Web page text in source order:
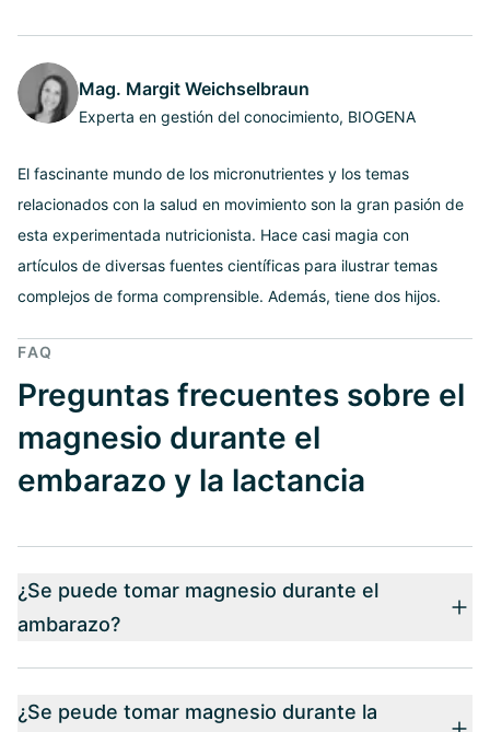
Mag. Margit Weichselbraun
Experta en gestión del conocimiento, BIOGENA
El fascinante mundo de los micronutrientes y los temas
relacionados con la salud en movimiento son la gran pasión de
esta experimentada nutricionista. Hace casi magia con
artículos de diversas fuentes científicas para ilustrar temas
complejos de forma comprensible. Además, tiene dos hijos.
FAQ
Preguntas frecuentes sobre el
magnesio durante el
embarazo y la lactancia
¿Se puede tomar magnesio durante el
ambarazo?
¿Se peude tomar magnesio durante la